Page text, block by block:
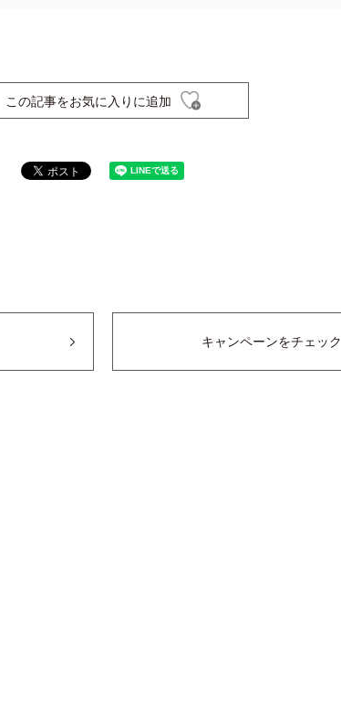
この記事をお気に入りに追加
キャンペーンをチェック